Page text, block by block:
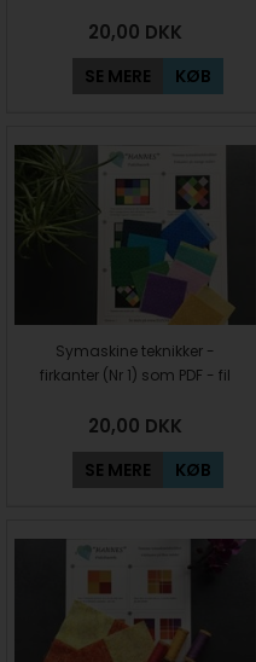
20,00 DKK
SE MERE KØB
Symaskine teknikker -
firkanter (Nr 1) som PDF - fil
20,00 DKK
SE MERE KØB